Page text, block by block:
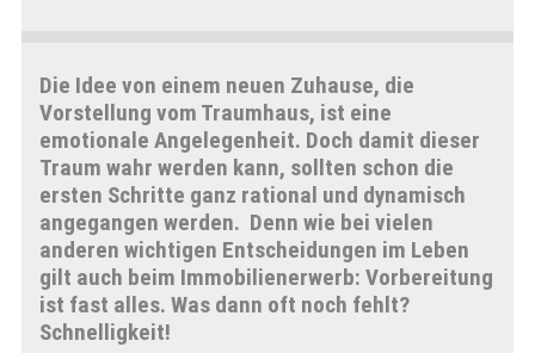
Die Idee von einem neuen Zuhause, die
Vorstellung vom Traumhaus, ist eine
emotionale Angelegenheit. Doch damit dieser
Traum wahr werden kann, sollten schon die
ersten Schritte ganz rational und dynamisch
angegangen werden. Denn wie bei vielen
anderen wichtigen Entscheidungen im Leben
gilt auch beim Immobilienerwerb: Vorbereitung
ist fast alles. Was dann oft noch fehlt?
Schnelligkeit!